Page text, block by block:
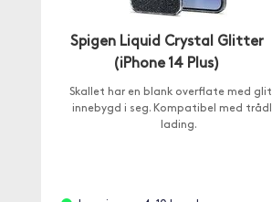
Spigen Liquid Crystal Glitter
(iPhone 14 Plus)
Skallet har en blank overflate med
innebygd i seg. Kompatibel med
lading.